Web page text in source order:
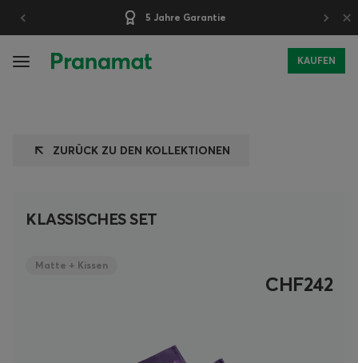
30 Tage Testzeit ×
KAUFEN
ZURÜCK ZU DEN KOLLEKTIONEN
KLASSISCHES SET
Matte + Kissen
CHF242